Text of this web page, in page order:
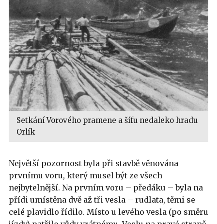
Setkání Vorového pramene a šífu nedaleko hradu
Orlík
Největší pozornost byla při stavbě věnována
prvnímu voru, který musel být ze všech
nejbytelnější. Na prvním voru – předáku – byla na
přídi umístěna dvě až tři vesla – rudlata, těmi se
celé plavidlo řídilo. Místo u levého vesla (po směru